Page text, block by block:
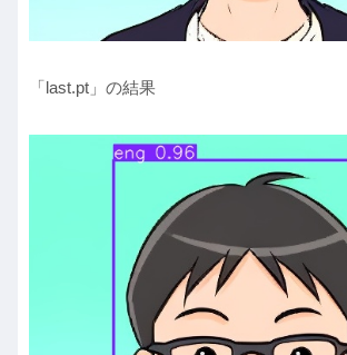
「last.pt」の結果